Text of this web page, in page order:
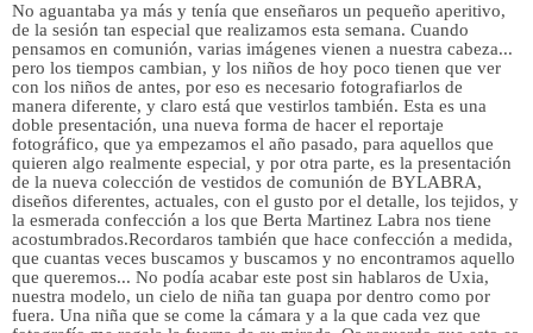
No aguantaba ya más y tenía que enseñaros un pequeño aperitivo,
de la sesión tan especial que realizamos esta semana. Cuando
pensamos en comunión, varias imágenes vienen a nuestra cabeza...
pero los tiempos cambian, y los niños de hoy poco tienen que ver
con los niños de antes, por eso es necesario fotografiarlos de
manera diferente, y claro está que vestirlos también. Esta es una
doble presentación, una nueva forma de hacer el reportaje
fotográfico, que ya empezamos el año pasado, para aquellos que
quieren algo realmente especial, y por otra parte, es la presentación
de la nueva colección de vestidos de comunión de BYLABRA,
diseños diferentes, actuales, con el gusto por el detalle, los tejidos, y
la esmerada confección a los que Berta Martinez Labra nos tiene
acostumbrados.Recordaros también que hace confección a medida,
que cuantas veces buscamos y buscamos y no encontramos aquello
que queremos... No podía acabar este post sin hablaros de Uxia,
nuestra modelo, un cielo de niña tan guapa por dentro como por
fuera. Una niña que se come la cámara y a la que cada vez que